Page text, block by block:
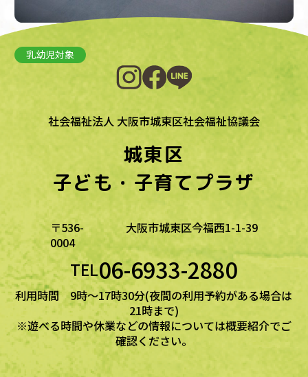
ハイハイレース
乳幼児対象
社会福祉法人 大阪市城東区社会福祉協議会
城東区
子ども・子育てプラザ
〒536-
0004
大阪市城東区今福西1-1-39
TEL06-6933-2880
利用時間 9時～17時30分(夜間の利用予約がある場合は
21時まで)
※遊べる時間や休業などの情報については概要紹介でご
確認ください。